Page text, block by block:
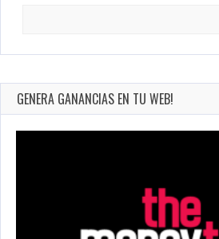
GENERA GANANCIAS EN TU WEB!